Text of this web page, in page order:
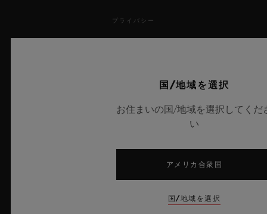
プライバシー
倫理的取り組み
国/地域を選択
お住まいの国/地域を選択してくだ
い
アメリカ合衆国
国/地域を選択